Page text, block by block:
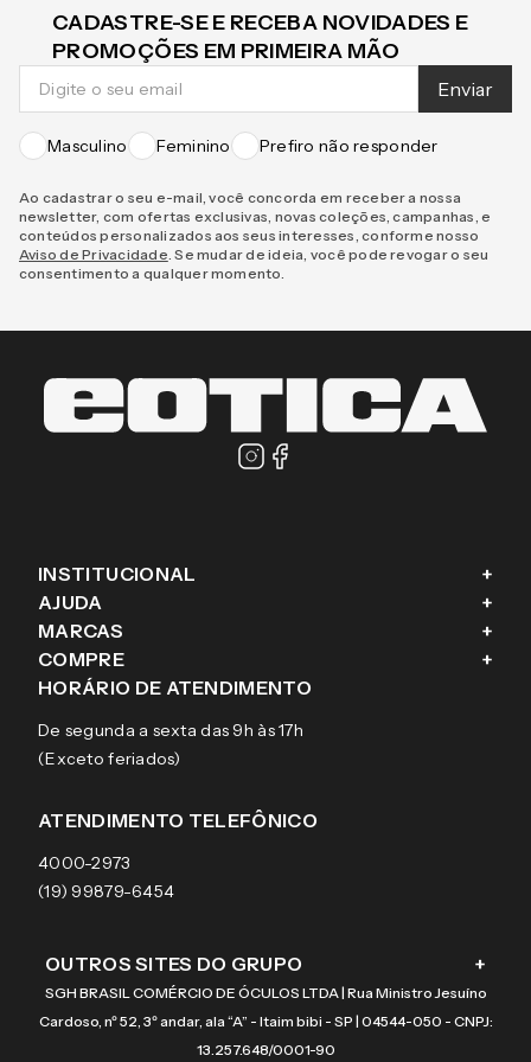
CADASTRE-SE E RECEBA NOVIDADES E
PROMOÇÕES EM PRIMEIRA MÃO
Enviar
Masculino Feminino Prefiro não responder
Ao cadastrar o seu e-mail, você concorda em receber a nossa
newsletter, com ofertas exclusivas, novas coleções, campanhas, e
conteúdos personalizados aos seus interesses, conforme nosso
Aviso de Privacidade . Se mudar de ideia, você pode revogar o seu
consentimento a qualquer momento.
INSTITUCIONAL +
Sobre a eÓtica
Aviso de privacidade
Termos e condições de uso
AJUDA +
Trocas e Devoluções
Pagamentos
Garantias
MARCAS +
Ray-Ban
Tecnol
Arnette
Burberry
COMPRE +
Óculos de sol
Lentes de contato
HORÁRIO DE ATENDIMENTO
De segunda a sexta das 9h às 17h
(Exceto feriados)
ATENDIMENTO TELEFÔNICO
4000-2973
(19) 99879-6454
OUTROS SITES DO GRUPO +
SGH BRASIL COMÉRCIO DE ÓCULOS LTDA | Rua Ministro Jesuíno
Cardoso, nº 52, 3º andar, ala “A” - Itaim bibi - SP | 04544-050 - CNPJ:
13.257.648/0001-90